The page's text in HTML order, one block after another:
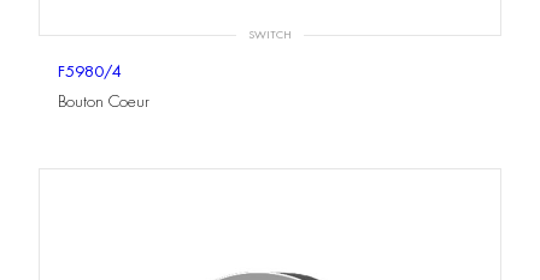
SWITCH
F5980/4
Bouton Coeur